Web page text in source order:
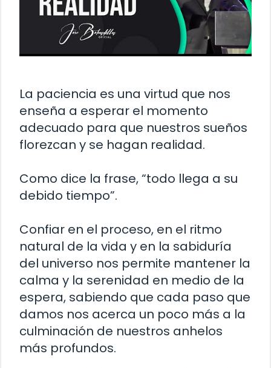
La paciencia es una virtud que nos
enseña a esperar el momento
adecuado para que nuestros sueños
florezcan y se hagan realidad.
Como dice la frase, “todo llega a su
debido tiempo”.
Confiar en el proceso, en el ritmo
natural de la vida y en la sabiduría
del universo nos permite mantener la
calma y la serenidad en medio de la
espera, sabiendo que cada paso que
damos nos acerca un poco más a la
culminación de nuestros anhelos
más profundos.